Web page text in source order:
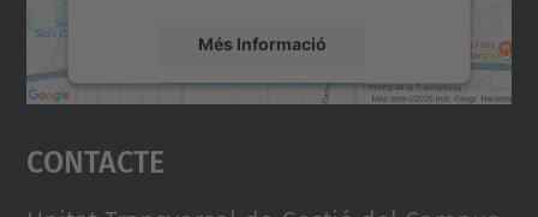
Més Informació
Accepta
powered by
Contacte